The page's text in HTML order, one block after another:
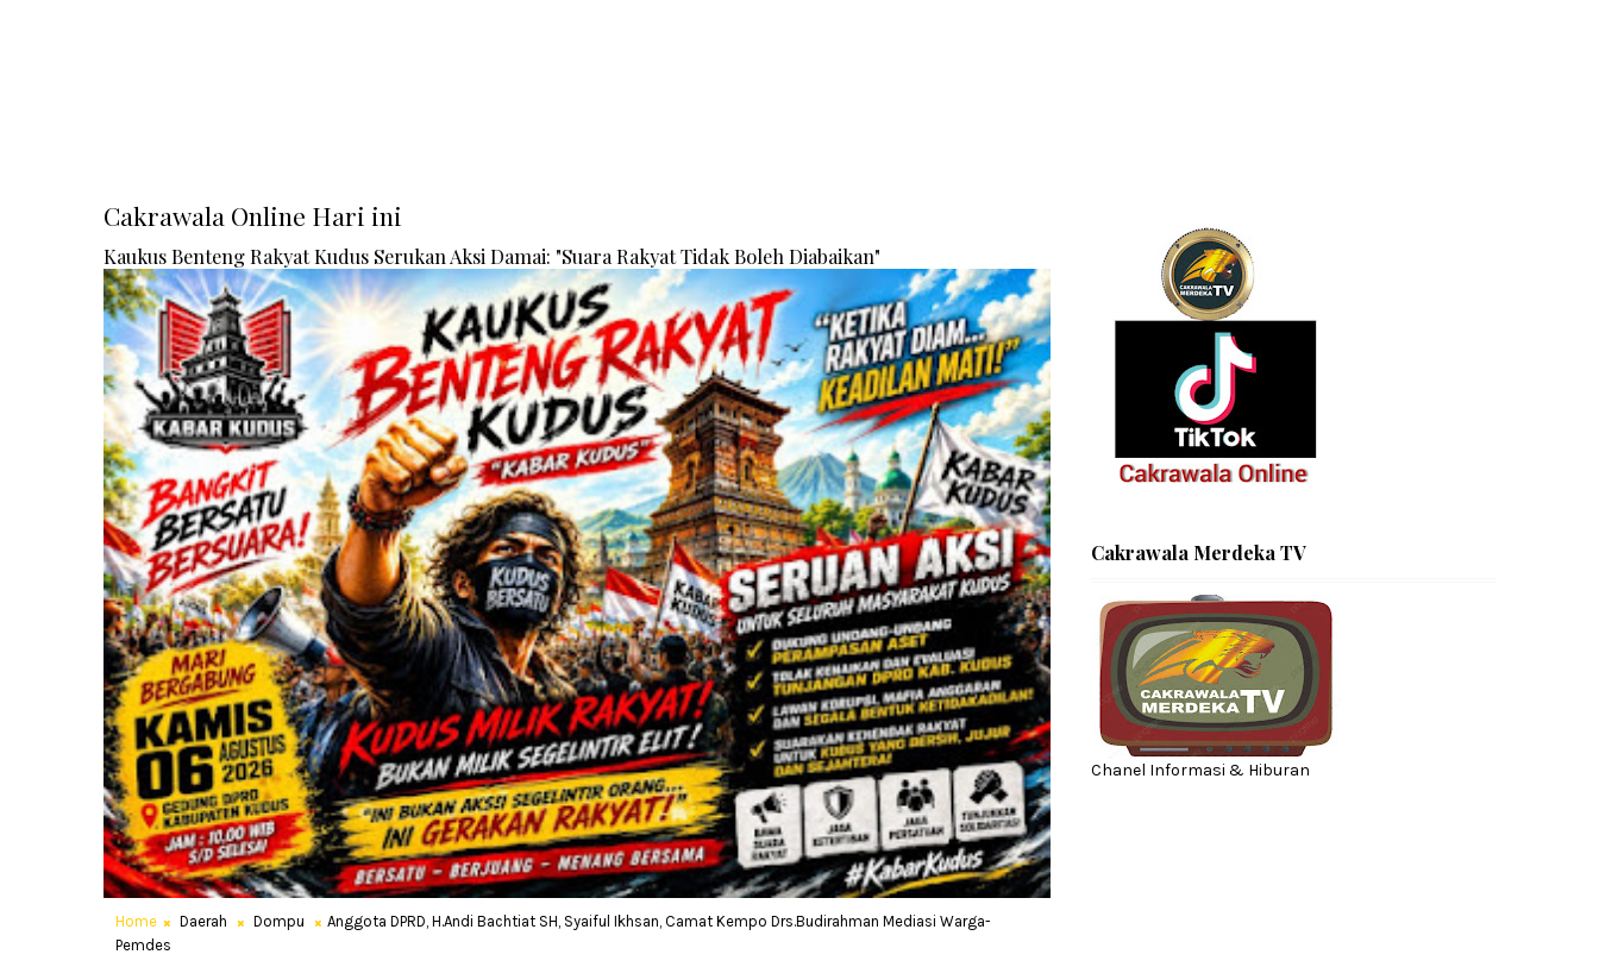
Cakrawala Online Hari ini
Kaukus Benteng Rakyat Kudus Serukan Aksi Damai: "Suara Rakyat Tidak Boleh Diabaikan"
Home Daerah Dompu
Anggota DPRD, H.Andi Bachtiat SH, Syaiful Ikhsan, Camat Kempo Drs.Budirahman Mediasi Warga-
Pemdes
Cakrawala Merdeka TV
Chanel Informasi & Hiburan